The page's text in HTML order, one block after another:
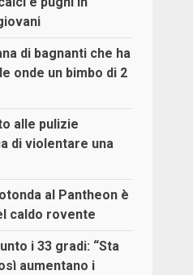
di bagnanti che ha
onde un bimbo di 2
alle pulizie
di violentare una
al Pantheon è
caldo rovente
i 33 gradi: “Sta
aumentano i